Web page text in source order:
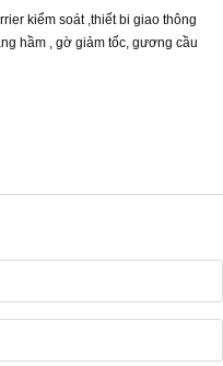
kiểm soát ,thiết bi giao thông
hầm , gờ giảm tốc, gương cầu